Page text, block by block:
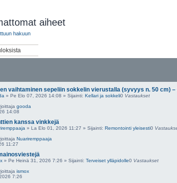
aiheet
hakuun
ta
n
n
e
h
a
u
vaihtaminen sepeliin sokkelin vierustalla (syvyys n. 50 cm)
» Pe Elo 07, 2026 14:08 » Sijainti: Kellari ja sokkeli0 Vastaukset
gooda
14:08
kanssa vinkkejä
» La Elo 01, 2026 11:27 » Sijainti: Remontointi yleisesti0
Nuariremppaaja
11:27
» Pe Heinä 31, 2026 7:26 » Sijainti: Terveiset ylläpidolle0 Vastaukset
ismox
7:26